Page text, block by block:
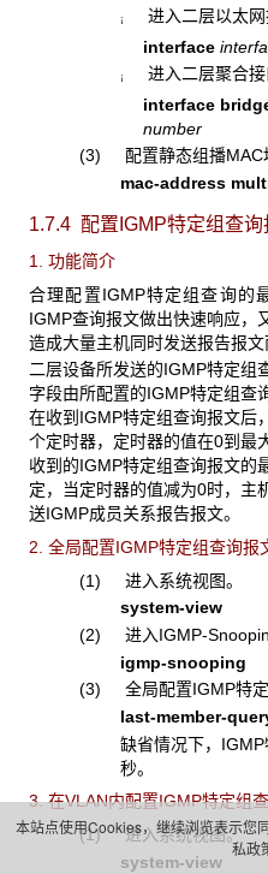
¡
进入二层以太网
interface
¡
进入二层聚合接
interface
number
(3) 配置静态组播MAC
mac-address
1.7.4 配置IGMP特定组查
1. 功能简介
合理配置IGMP特定组查询的
IGMP查询报文做出快速响应，
造成大量主机同时发送报告报文
二层设备所发送的IGMP特定组
字段由所配置的IGMP特定组查
在收到IGMP特定组查询报文后
个定时器，定时器的值在0到最
收到的IGMP特定组查询报文的
定，当定时器的值减为0时，主
送IGMP成员关系报告报文。
2. 全局配置IGMP特定组查询报
(1) 进入系统视图。
system-view
(2) 进入IGMP-
igmp-snooping
(3) 全局配置IGMP特定
last-member-
缺省情况下，
秒。
3. 在VLAN内配置IGMP特定组
(1) 进入系统视图。
system-view
本站点使用Cookies，继续浏览表示您
私政